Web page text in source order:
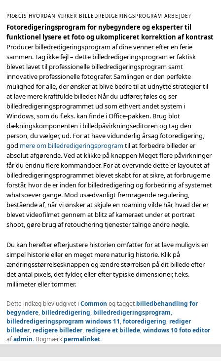
PRÆCIS HVORDAN VIRKER BILLEDREDIGERINGSPROGRAM ARBEJDE?
Fotoredigeringsprogram for nybegyndere og eksperter til
funktionel lysere et foto og ukompliceret korrektion af kontrast
Producer billedredigeringsprogram af dine venner efter en ferie
sammen. Tag ikke fejl – dette billedredigeringsprogram er faktisk
blevet lavet til professionelle billedredigeringsprogram samt
innovative professionelle fotografer. Samlingen er den perfekte
mulighed for alle, der ønsker at blive bedre til at udnytte strategier til
at lave mere kraftfulde billeder. Når du udfører, føles og ser
billedredigeringsprogrammet ud som ethvert andet system i
Windows, som du f.eks. kan finde i Office-pakken. Brug blot
dækningskomponenten i billedpåvirkningseditoren og tag den
person, du vælger, ud. For at have vidunderlig årsag fotoredigering,
god mere om billedredigeringsprogramtil at forbedre billeder er
absolut afgørende. Ved at klikke på knappen Meget flere påvirkninger
får du endnu flere kommandoer. For at overvinde dette er layoutet af
billedredigeringsprogrammet blevet skabt for at sikre, at forbrugerne
forstår, hvor de er inden for billedredigering og forbedring af systemet
whatsoever gange. Mod usædvanligt fremragende regulering,
bestående af, når vi ønsker at skjule en roaming vilde hår, hvad der er
blevet videofilmet gennem at blitz af kameraet under et portræt
shoot, gøre brug af retouchering tjenester talrige andre nøgle.
Du kan herefter efterjustere historien omfatter for at lave muligvis en
simpel historie eller en meget mere naturlig historie. Klik på
ændringsstørrelsesknappen og ændre størrelsen på dit billede efter
det antal pixels, det fylder, eller efter typiske dimensioner, f.eks.
millimeter eller tommer.
Dette indlæg blev udgivet iCommon og tagget billedbehandling for
begyndere, billedredigering, billedredigeringsprogram,
billedredigeringsprogram windows 11,fotoredigering, rediger
billeder, redigere billeder, redigere et billede,windows 10 foto editor
afadmin. Bogmærk permalinket.